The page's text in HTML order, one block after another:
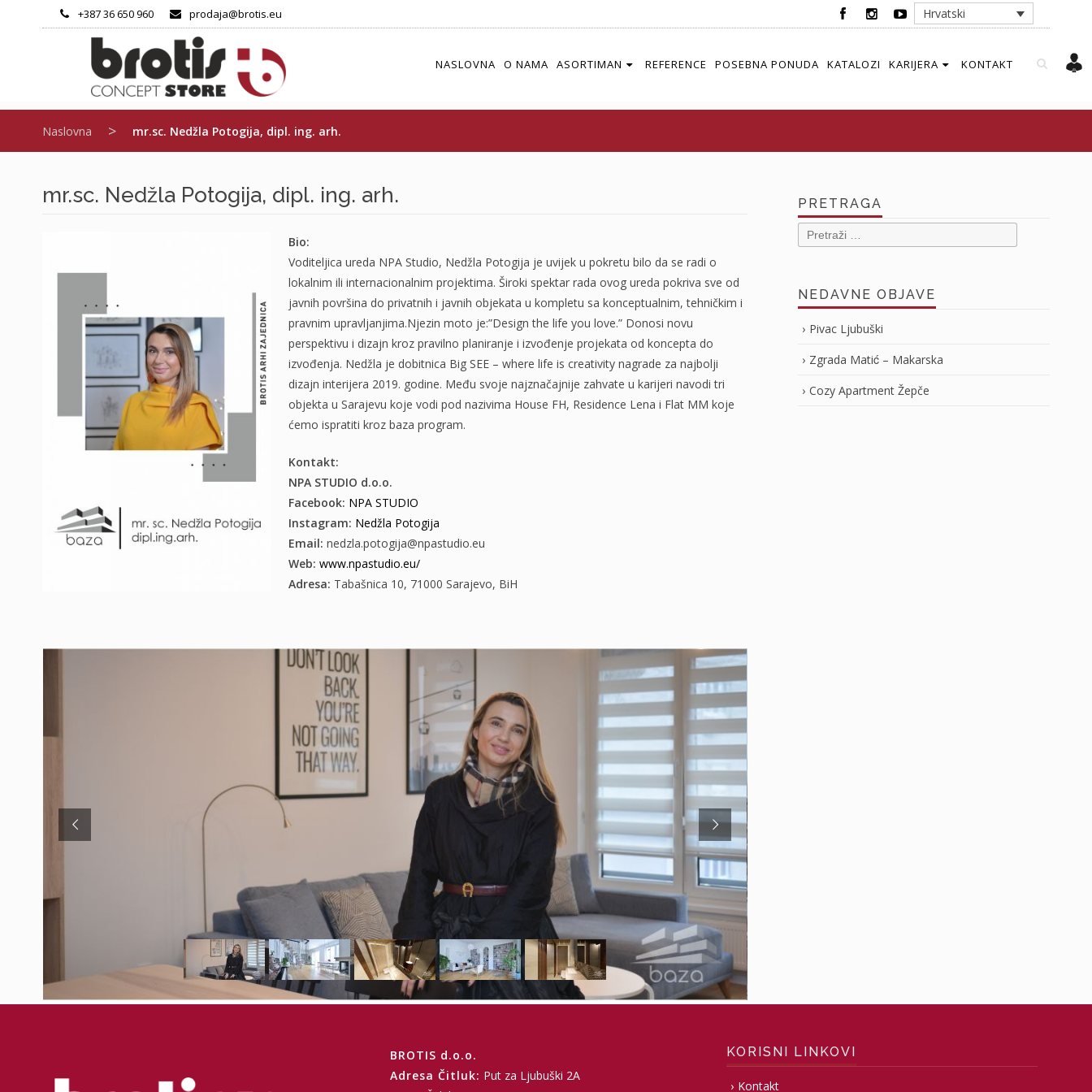
+387 36 650 960 prodaja@brotis.eu Hrvatski
NASLOVNA O NAMA ASORTIMAN REFERENCE POSEBNA PONUDA KATALOZI KARIJERA KONTAKT
Naslovna > mr.sc. Nedžla Potogija, dipl. ing. arh.
mr.sc. Nedžla Potogija, dipl. ing. arh.
Bio:
Voditeljica ureda NPA Studio, Nedžla Potogija je uvijek u pokretu bilo da se radi o
lokalnim ili internacionalnim projektima. Široki spektar rada ovog ureda pokriva sve od
javnih površina do privatnih i javnih objekata u kompletu sa konceptualnim, tehničkim i
pravnim upravljanjima.Njezin moto je:”Design the life you love.” Donosi novu
perspektivu i dizajn kroz pravilno planiranje i izvođenje projekata od koncepta do
izvođenja. Nedžla je dobitnica Big SEE – where life is creativity nagrade za najbolji
dizajn interijera 2019. godine. Među svoje najznačajnije zahvate u karijeri navodi tri
objekta u Sarajevu koje vodi pod nazivima House FH, Residence Lena i Flat MM koje
ćemo ispratiti kroz baza program.
Kontakt:
NPA STUDIO d.o.o.
Facebook: NPA STUDIO
Instagram: Nedžla Potogija
Email: nedzla.potogija@npastudio.eu
Web: www.npastudio.eu/
Adresa: Tabašnica 10, 71000 Sarajevo, BiH
PRETRAGA
Pretraži:
NEDAVNE OBJAVE
Pivac Ljubuški
Zgrada Matić – Makarska
Cozy Apartment Žepče
BROTIS d.o.o.
Adresa Čitluk: Put za Ljubuški 2A
KORISNI LINKOVI
Kontakt